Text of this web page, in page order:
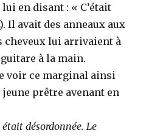
en disant : « C’était
Il avait des anneaux aux
cheveux lui arrivaient à
à la main.
voir ce marginal ainsi
prêtre avenant en
était désordonnée. Le